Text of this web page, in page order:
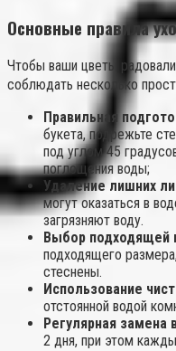
Основные правила
Чтобы ваши цветы
соблюдать несколько
Правильная
букета, подрежьте
под углом 45
поглощения воды;
Удаление лишних
могут оказаться в
загрязняют воду.
Выбор подходящей
подходящего
стеснены.
Использование
отстоянной водой
Регулярная замена
2 дня, при этом